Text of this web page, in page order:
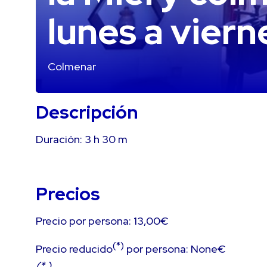
lunes a
Colmenar
Descripción
Duración: 3 h 30 m
Precios
Precio por persona: 13,00€
Precio reducido(*) por persona: None€